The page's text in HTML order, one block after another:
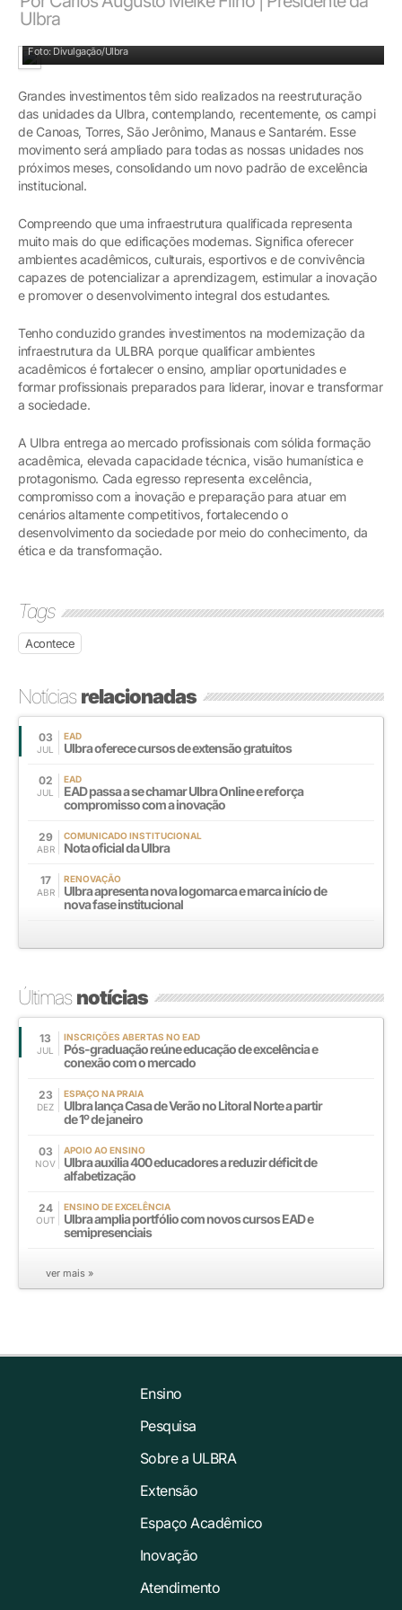
Ulbra
Foto: Divulgação/Ulbra
Grandes investimentos têm sido realizados na reestruturação
das unidades da Ulbra, contemplando, recentemente, os campi
de Canoas, Torres, São Jerônimo, Manaus e Santarém. Esse
movimento será ampliado para todas as nossas unidades nos
próximos meses, consolidando um novo padrão de excelência
institucional.
Compreendo que uma infraestrutura qualificada representa
muito mais do que edificações modernas. Significa oferecer
ambientes acadêmicos, culturais, esportivos e de convivência
capazes de potencializar a aprendizagem, estimular a inovação
e promover o desenvolvimento integral dos estudantes.
Tenho conduzido grandes investimentos na modernização da
infraestrutura da ULBRA porque qualificar ambientes
acadêmicos é fortalecer o ensino, ampliar oportunidades e
formar profissionais preparados para liderar, inovar e transformar
a sociedade.
A Ulbra entrega ao mercado profissionais com sólida formação
acadêmica, elevada capacidade técnica, visão humanística e
protagonismo. Cada egresso representa excelência,
compromisso com a inovação e preparação para atuar em
cenários altamente competitivos, fortalecendo o
desenvolvimento da sociedade por meio do conhecimento, da
ética e da transformação.
Tags
Acontece
Notíciasrelacionadas
03
JUL
EAD
Ulbra oferece cursos de extensão gratuitos
02
JUL
EAD
EAD passa a se chamar Ulbra Online e reforça
compromisso com a inovação
29
ABR
COMUNICADO INSTITUCIONAL
Nota oficial da Ulbra
17
ABR
RENOVAÇÃO
Ulbra apresenta nova logomarca e marca início de
nova fase institucional
Últimasnotícias
13
JUL
INSCRIÇÕES ABERTAS NO EAD
Pós-graduação reúne educação de excelência e
conexão com o mercado
23
DEZ
ESPAÇO NA PRAIA
Ulbra lança Casa de Verão no Litoral Norte a partir
de 1º de janeiro
03
NOV
APOIO AO ENSINO
Ulbra auxilia 400 educadores a reduzir déficit de
alfabetização
24
OUT
ENSINO DE EXCELÊNCIA
Ulbra amplia portfólio com novos cursos EAD e
semipresenciais
ver mais »
Ensino
Pesquisa
Sobre a ULBRA
Extensão
Espaço Acadêmico
Inovação
Atendimento